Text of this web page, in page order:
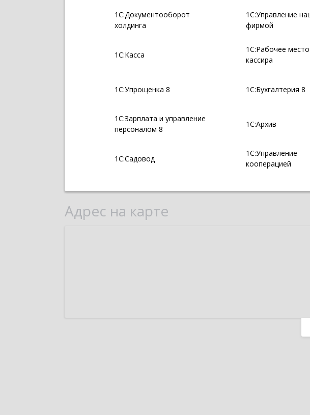
1С:Документооборот
холдинга
1С:Управление
фирмой
1С:Касса
1С:Рабочее место
кассира
1С:Упрощенка 8 1С:Бухгалтерия 8
1С:Зарплата и управление
персоналом 8
1С:Архив
1С:Садовод
1С:Управление
кооперацией
Адрес на карте